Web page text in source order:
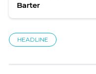
Barter
HEADLINE